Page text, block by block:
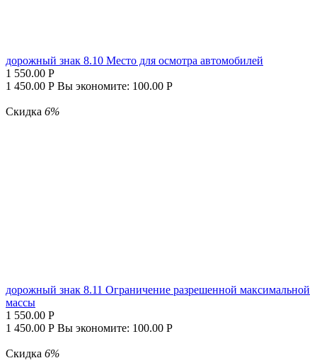
дорожный знак 8.10 Место для осмотра автомобилей
1 550.00 Р
1 450.00 Р Вы экономите: 100.00 Р
Скидка 6%
дорожный знак 8.11 Ограничение разрешенной максимальной
массы
1 550.00 Р
1 450.00 Р Вы экономите: 100.00 Р
Скидка 6%